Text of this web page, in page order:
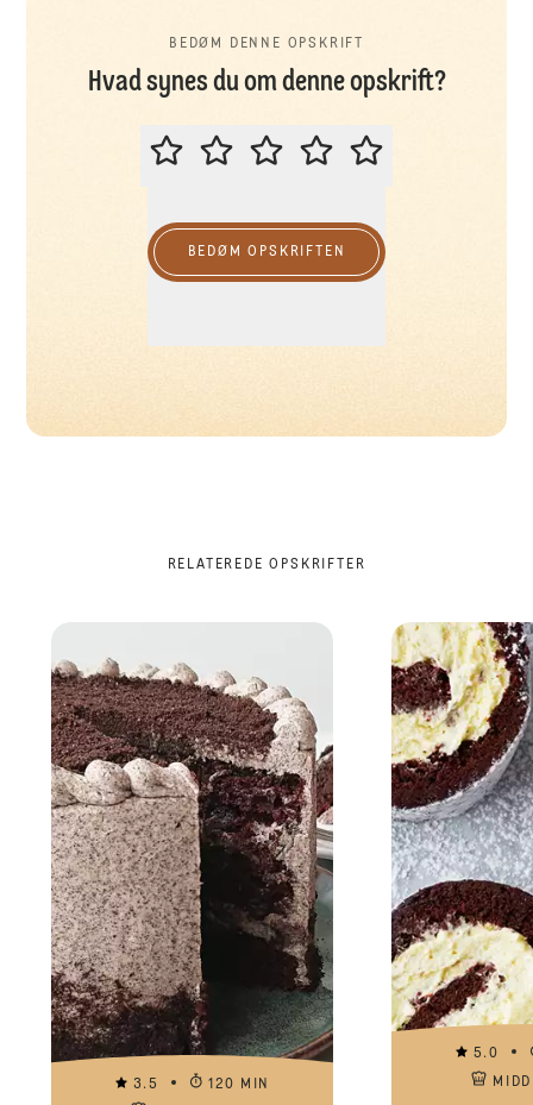
BEDØM DENNE OPSKRIFT
Hvad synes du om denne opskrift?
BEDØM DENNE OPSKRIFT
BEDØM OPSKRIFTEN
RELATEREDE OPSKRIFTER
3.5
120 MIN
5.0